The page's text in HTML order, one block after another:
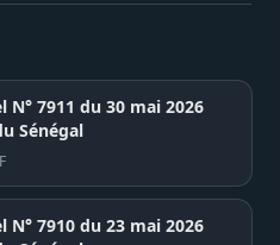
N° 7911 du 30 mai 2026
Sénégal
N° 7910 du 23 mai 2026